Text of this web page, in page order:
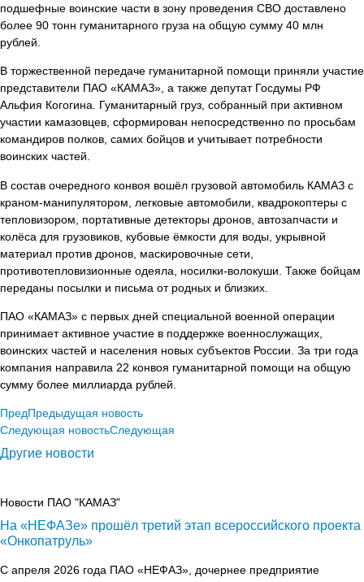
подшефные воинские части в зону проведения СВО доставлено
более 90 тонн гуманитарного груза на общую сумму 40 млн
рублей.
В торжественной передаче гуманитарной помощи приняли участие
представители ПАО «КАМАЗ», а также депутат Госдумы РФ
Альфия Когогина. Гуманитарный груз, собранный при активном
участии камазовцев, сформирован непосредственно по просьбам
командиров полков, самих бойцов и учитывает потребности
воинских частей.
В состав очередного конвоя вошёл грузовой автомобиль КАМАЗ с
краном-манипулятором, легковые автомобили, квадрокоптеры с
тепловизором, портативные детекторы дронов, автозапчасти и
колёса для грузовиков, кубовые ёмкости для воды, укрывной
материал против дронов, маскировочные сети,
противотепловизионные одеяла, носилки-волокуши. Также бойцам
переданы посылки и письма от родных и близких.
ПАО «КАМАЗ» с первых дней специальной военной операции
принимает активное участие в поддержке военнослужащих,
воинских частей и населения новых субъектов России. За три года
компания направила 22 конвоя гуманитарной помощи на общую
сумму более миллиарда рублей.
ПредПредыдущая новость
Следующая новостьСледующая
Другие новости
Новости ПАО "КАМАЗ"
На «НЕФАЗе» прошёл третий этап всероссийского проекта
«Онкопатруль»
С апреля 2026 года ПАО «НЕФАЗ», дочернее предприятие